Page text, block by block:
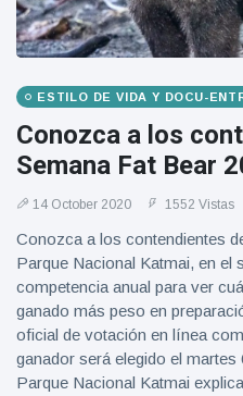
ESTILO DE VIDA Y DOCU-
Conozca a los
Semana Fat Bear
14 October 2020 1552 Vistas
Conozca a los contendientes
Parque Nacional Katmai, en el
competencia anual para ver
ganado más peso en
oficial de votación en línea
ganador será elegido el
Parque Nacional Katmai